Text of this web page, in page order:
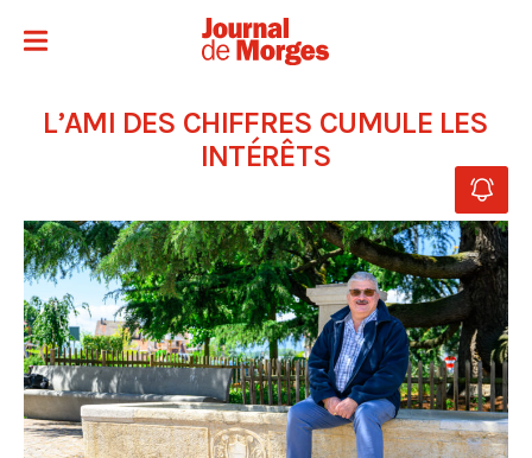
L’AMI DES CHIFFRES CUMULE LES
INTÉRÊTS